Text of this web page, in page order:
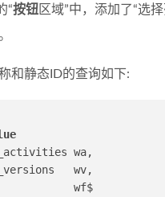
“按钮 区域”中，添加了“选
和静态ID的查询如下:
wa,
wv,
wf$